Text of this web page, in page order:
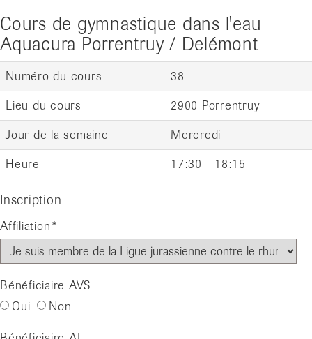
Cours de gymnastique dans l'eau
Aquacura Porrentruy / Delémont
Numéro du cours
38
Lieu du cours
2900 Porrentruy
Jour de la semaine
Mercredi
Heure
17:30 - 18:15
Inscription
Affiliation
Bénéficiaire AVS
Oui
Non